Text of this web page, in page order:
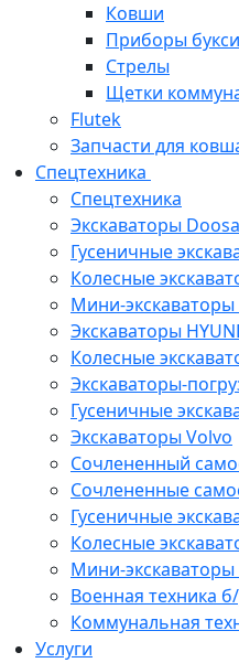
Ковши
Приборы
Стрелы
Щетки
Flutek
Запчасти для
Спецтехника
Спецтехника
Экскаваторы
Гусеничные
Колесные
Мини-
Экскаваторы
Колесные
Экскаваторы-
Гусеничные
Экскаваторы Volvo
Сочлененный
Сочлененные
Гусеничные
Колесные
Мини-экскаваторы
Военная техника
Коммунальная
Услуги